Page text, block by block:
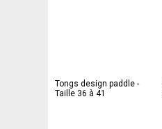
Tongs design paddle -
Taille 36 à 41